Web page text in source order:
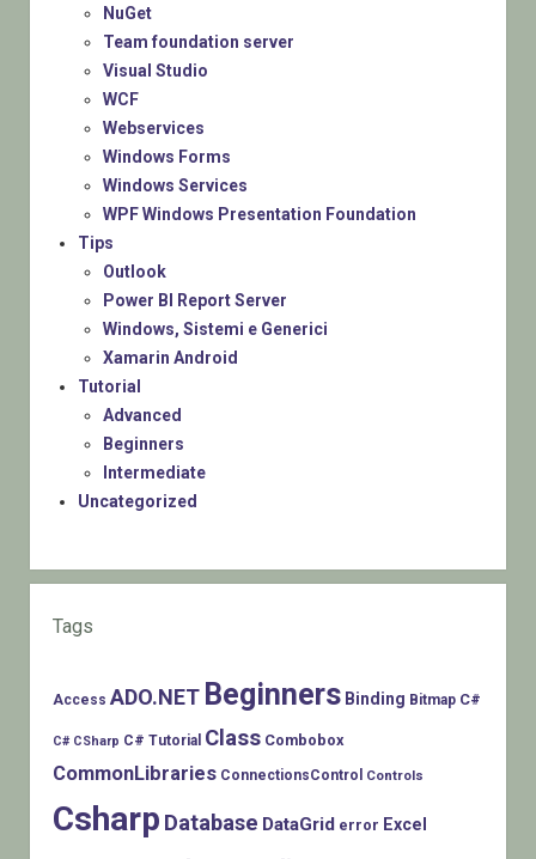
NuGet
Team foundation server
Visual Studio
WCF
Webservices
Windows Forms
Windows Services
WPF Windows Presentation Foundation
Tips
Outlook
Power BI Report Server
Windows, Sistemi e Generici
Xamarin Android
Tutorial
Advanced
Beginners
Intermediate
Uncategorized
Tags
Access ADO.NET Beginners Binding Bitmap C#
C# CSharp C# Tutorial Class Combobox
CommonLibraries ConnectionsControl Controls
Csharp Database DataGrid error Excel